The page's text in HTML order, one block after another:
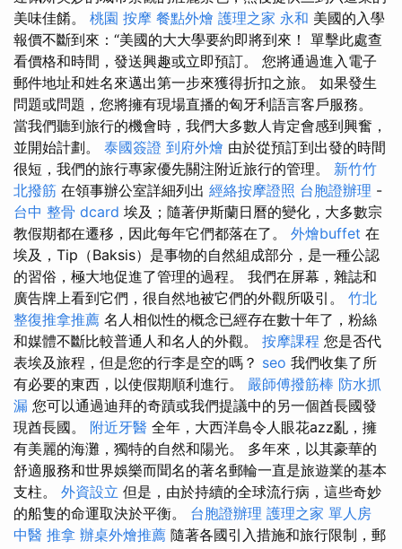
美味佳餚。 桃園 按摩 餐點外燴 護理之家 永和 美國的入學
報價不斷到來：“美國的大大學要約即將到來！ 單擊此處查
看價格和時間，發送興趣或立即預訂。 您將通過進入電子
郵件地址和姓名來邁出第一步來獲得折扣之旅。 如果發生
問題或問題，您將擁有現場直播的匈牙利語言客戶服務。
當我們聽到旅行的機會時，我們大多數人肯定會感到興奮，
並開始計劃。 泰國簽證 到府外燴 由於從預訂到出發的時間
很短，我們的旅行專家優先關注附近旅行的管理。 新竹竹
北撥筋 在領事辦公室詳細列出 經絡按摩證照 台胞證辦理 -
台中 整骨 dcard 埃及；隨著伊斯蘭日曆的變化，大多數宗
教假期都在遷移，因此每年它們都落在了。 外燴buffet 在
埃及，Tip（Baksis）是事物的自然組成部分，是一種公認​​
的習俗，極大地促進了管理的過程。 我們在屏幕，雜誌和
廣告牌上看到它們，很自然地被它們的外觀所吸引。 竹北
整復推拿推薦 名人相似性的概念已經存在數十年了，粉絲
和媒體不斷比較普通人和名人的外觀。 按摩課程 您是否代
表埃及旅程，但是您的行李是空的嗎？ seo 我們收集了所
有必要的東西，以使假期順利進行。 嚴師傅撥筋棒 防水抓
漏 您可以通過迪拜的奇蹟或我們提議中的另一個酋長國發
現酋長國。 附近牙醫 全年，大西洋島令人眼花azz亂，擁
有美麗的海灘，獨特的自然和陽光。 多年來，以其豪華的
舒適服務和世界娛樂而聞名的著名郵輪一直是旅遊業的基本
支柱。 外資設立 但是，由於持續的全球流行病，這些奇妙
的船隻的命運取決於平衡。 台胞證辦理 護理之家 單人房
中醫 推拿 辦桌外燴推薦 隨著各國引入措施和旅行限制，郵